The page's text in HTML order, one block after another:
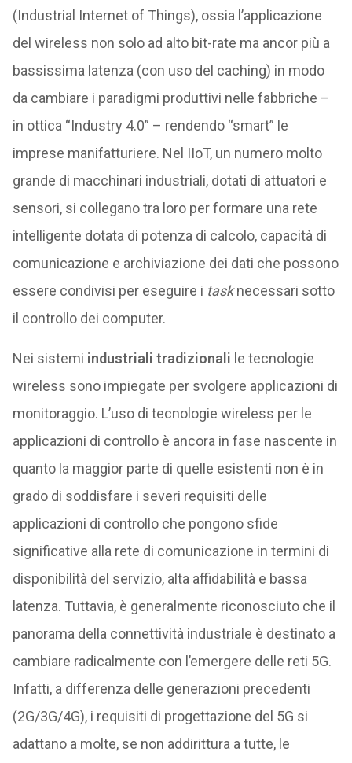
(Industrial Internet of Things), ossia l’applicazione
del wireless non solo ad alto bit-rate ma ancor più a
bassissima latenza (con uso del caching) in modo
da cambiare i paradigmi produttivi nelle fabbriche –
in ottica “Industry 4.0” – rendendo “smart” le
imprese manifatturiere. Nel IIoT, un numero molto
grande di macchinari industriali, dotati di attuatori e
sensori, si collegano tra loro per formare una rete
intelligente dotata di potenza di calcolo, capacità di
comunicazione e archiviazione dei dati che possono
essere condivisi per eseguire i tasknecessari sotto
il controllo dei computer.
Nei sistemi industriali tradizionali le tecnologie
wireless sono impiegate per svolgere applicazioni di
monitoraggio. L’uso di tecnologie wireless per le
applicazioni di controllo è ancora in fase nascente in
quanto la maggior parte di quelle esistenti non è in
grado di soddisfare i severi requisiti delle
applicazioni di controllo che pongono sfide
significative alla rete di comunicazione in termini di
disponibilità del servizio, alta affidabilità e bassa
latenza. Tuttavia, è generalmente riconosciuto che il
panorama della connettività industriale è destinato a
cambiare radicalmente con l’emergere delle reti 5G.
Infatti, a differenza delle generazioni precedenti
(2G/3G/4G), i requisiti di progettazione del 5G si
adattano a molte, se non addirittura a tutte, le